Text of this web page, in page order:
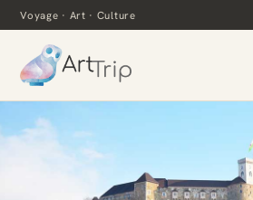
Voyage · Art · Culture